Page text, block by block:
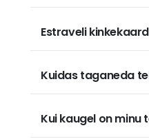
Estraveli
Kuidas taganeda
Kui kaugel on minu